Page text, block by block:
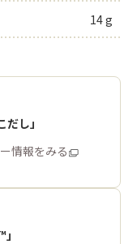
14 g
し」
情報をみる